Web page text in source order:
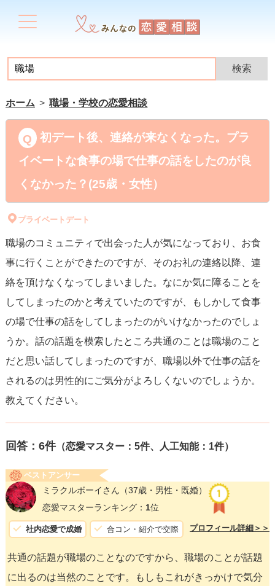
ホーム 職場・学校の恋愛相談
初デート後、連絡が来なくなった。プラ
イベートな食事の場で仕事の話をしたのが良
くなかった？(25歳・女性）
プライベートデート
職場のコミュニティで出会った人が気になっており、お食
事に行くことができたのですが、そのお礼の連絡以降、連
絡を頂けなくなってしまいました。なにか気に障ることを
してしまったのかと考えていたのですが、もしかして食事
の場で仕事の話をしてしまったのがいけなかったのでしょ
うか。話の話題を模索したところ共通のことは職場のこと
だと思い話してしまったのですが、職場以外で仕事の話を
されるのは男性的にご気分がよろしくないのでしょうか。
教えてください。
回答： 6件（恋愛マスター：5件、人工知能：1件）
ベストアンサー
ミラクルボーイさん （37歳・男性・既婚）
恋愛マスターランキング： 1位
社内恋愛で成婚 合コン・紹介で交際 プロフィール詳細＞＞
共通の話題が職場のことなのですから、職場のことが話題
に出るのは当然のことです。もしもこれがきっかけで気分